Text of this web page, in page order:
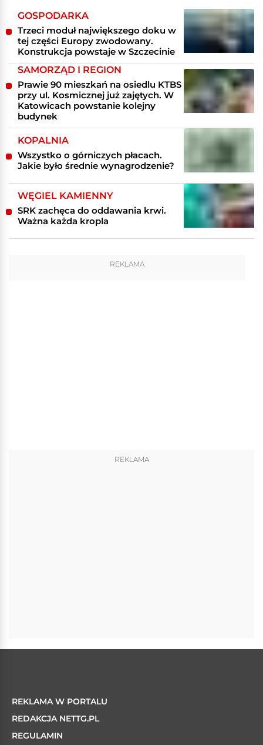
GOSPODARKA
Trzeci moduł największego doku w
tej części Europy zwodowany.
Konstrukcja powstaje w Szczecinie
SAMORZĄD I REGION
Prawie 90 mieszkań na osiedlu KTBS
przy ul. Kosmicznej już zajętych. W
Katowicach powstanie kolejny
budynek
KOPALNIA
Wszystko o górniczych płacach.
Jakie było średnie wynagrodzenie?
WĘGIEL KAMIENNY
SRK zachęca do oddawania krwi.
Ważna każda kropla
REKLAMA
REKLAMA
REKLAMA W PORTALU
REDAKCJA NETTG.PL
REGULAMIN